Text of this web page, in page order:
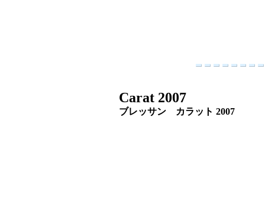
Carat 2007
ブレッサン カラット